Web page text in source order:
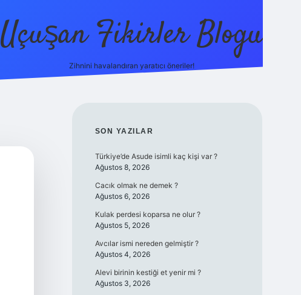
Uçuşan Fikirler Blogu
Zihnini havalandıran yaratıcı öneriler!
SIDEBAR
SON YAZILAR
Türkiye’de Asude isimli kaç kişi var ?
Ağustos 8, 2026
Cacık olmak ne demek ?
Ağustos 6, 2026
Kulak perdesi koparsa ne olur ?
Ağustos 5, 2026
Avcılar ismi nereden gelmiştir ?
Ağustos 4, 2026
Alevi birinin kestiği et yenir mi ?
Ağustos 3, 2026